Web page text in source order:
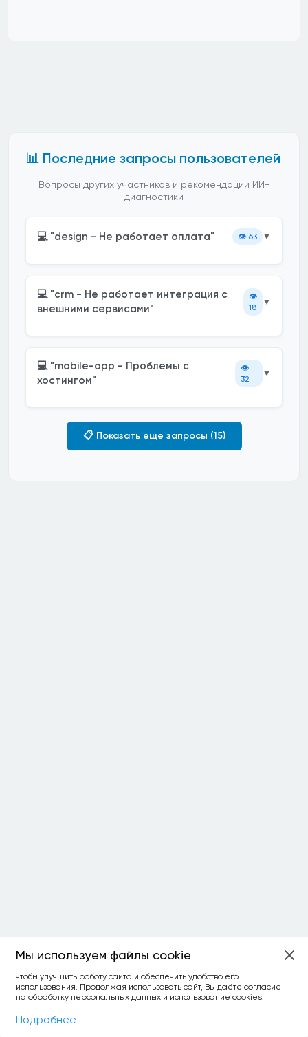
Фильтры
📊 Последние запросы пользователей
Вопросы других участников и рекомендации ИИ-
диагностики
💻 "design - Не работает оплата" 👁️ 63 ▼
💻 "crm - Не работает интеграция с
внешними сервисами"
👁️
18
▼
💻 "mobile-app - Проблемы с
хостингом"
👁️
32
▼
📋 Показать еще запросы (15)
Мы используем файлы cookie
чтобы улучшить работу сайта и обеспечить удобство его
использования. Продолжая использовать сайт, Вы даёте согласие
на обработку персональных данных и использование cookies.
Подробнее
ОСТАЛОСЬ:
уточнить фильтр сравнить топ-3
спросить ИИ